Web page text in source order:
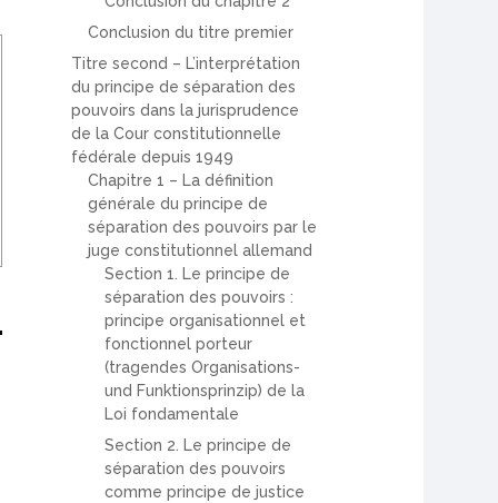
Conclusion du titre premier
Titre second – L’interprétation
du principe de séparation des
pouvoirs dans la jurisprudence
de la Cour constitutionnelle
fédérale depuis 1949
Chapitre 1 – La définition
générale du principe de
séparation des pouvoirs par le
juge constitutionnel allemand
Section 1. Le principe de
séparation des pouvoirs :
principe organisationnel et
fonctionnel porteur
(tragendes Organisations-
und Funktionsprinzip) de la
Loi fondamentale
Section 2. Le principe de
séparation des pouvoirs
comme principe de justice